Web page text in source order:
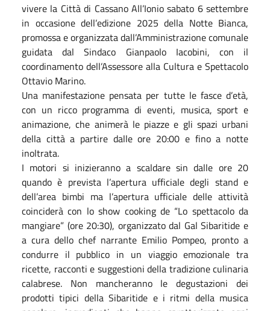
vivere la Città di Cassano All’Ionio sabato 6 settembre
in occasione dell’edizione 2025 della Notte Bianca,
promossa e organizzata dall’Amministrazione comunale
guidata dal Sindaco Gianpaolo Iacobini, con il
coordinamento dell’Assessore alla Cultura e Spettacolo
Ottavio Marino.
Una manifestazione pensata per tutte le fasce d’età,
con un ricco programma di eventi, musica, sport e
animazione, che animerà le piazze e gli spazi urbani
della città a partire dalle ore 20:00 e fino a notte
inoltrata.
I motori si inizieranno a scaldare sin dalle ore 20
quando è prevista l’apertura ufficiale degli stand e
dell’area bimbi ma l’apertura ufficiale delle attività
coinciderà con lo show cooking de “Lo spettacolo da
mangiare” (ore 20:30), organizzato dal Gal Sibaritide e
a cura dello chef narrante Emilio Pompeo, pronto a
condurre il pubblico in un viaggio emozionale tra
ricette, racconti e suggestioni della tradizione culinaria
calabrese. Non mancheranno le degustazioni dei
prodotti tipici della Sibaritide e i ritmi della musica